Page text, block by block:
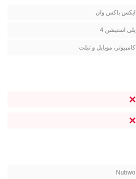
ایکس باکس وان
پلی استیشن 4
کامپیوتر، موبایل و تبلت
Nubwo